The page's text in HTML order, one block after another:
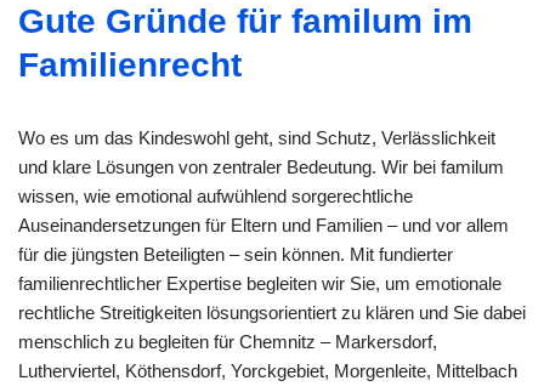
Gute Gründe für familum im
Familienrecht
Wo es um das Kindeswohl geht, sind Schutz, Verlässlichkeit
und klare Lösungen von zentraler Bedeutung. Wir bei familum
wissen, wie emotional aufwühlend sorgerechtliche
Auseinandersetzungen für Eltern und Familien – und vor allem
für die jüngsten Beteiligten – sein können. Mit fundierter
familienrechtlicher Expertise begleiten wir Sie, um emotionale
rechtliche Streitigkeiten lösungsorientiert zu klären und Sie dabei
menschlich zu begleiten für Chemnitz – Markersdorf,
Lutherviertel, Köthensdorf, Yorckgebiet, Morgenleite, Mittelbach